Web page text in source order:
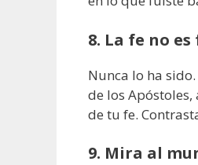
8. La fe no
Nunca lo ha
de los
de tu fe.
9. Mira al